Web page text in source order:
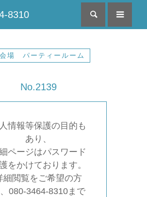
8310 検索
場 パーティールーム
No.2139
情報等保護の目的も
あり、
ページはパスワード
をかけております。
細閲覧をご希望の方
080-3464-8310まで